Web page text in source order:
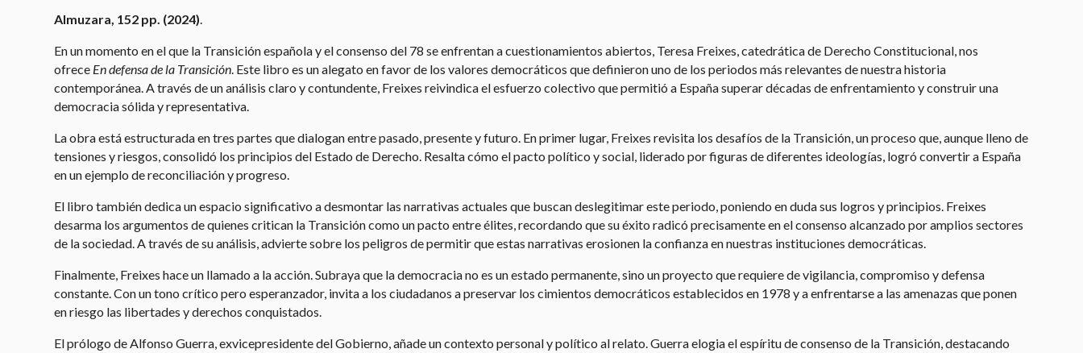
Almuzara, 152 pp. (2024).
En un momento en el que la Transición española y el consenso del 78 se enfrentan a cuestionamientos abiertos, Teresa Freixes, catedrática de Derecho Constitucional, nos
ofrece En defensa de la Transición. Este libro es un alegato en favor de los valores democráticos que definieron uno de los periodos más relevantes de nuestra historia
contemporánea. A través de un análisis claro y contundente, Freixes reivindica el esfuerzo colectivo que permitió a España superar décadas de enfrentamiento y construir una
democracia sólida y representativa.
La obra está estructurada en tres partes que dialogan entre pasado, presente y futuro. En primer lugar, Freixes revisita los desafíos de la Transición, un proceso que, aunque lleno de
tensiones y riesgos, consolidó los principios del Estado de Derecho. Resalta cómo el pacto político y social, liderado por figuras de diferentes ideologías, logró convertir a España
en un ejemplo de reconciliación y progreso.
El libro también dedica un espacio significativo a desmontar las narrativas actuales que buscan deslegitimar este periodo, poniendo en duda sus logros y principios. Freixes
desarma los argumentos de quienes critican la Transición como un pacto entre élites, recordando que su éxito radicó precisamente en el consenso alcanzado por amplios sectores
de la sociedad. A través de su análisis, advierte sobre los peligros de permitir que estas narrativas erosionen la confianza en nuestras instituciones democráticas.
Finalmente, Freixes hace un llamado a la acción. Subraya que la democracia no es un estado permanente, sino un proyecto que requiere de vigilancia, compromiso y defensa
constante. Con un tono crítico pero esperanzador, invita a los ciudadanos a preservar los cimientos democráticos establecidos en 1978 y a enfrentarse a las amenazas que ponen
en riesgo las libertades y derechos conquistados.
El prólogo de Alfonso Guerra, exvicepresidente del Gobierno, añade un contexto personal y político al relato. Guerra elogia el espíritu de consenso de la Transición, destacando